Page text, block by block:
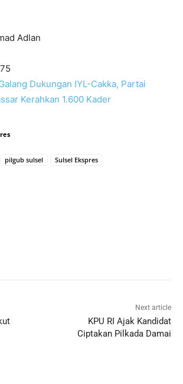
Adlan
Dukungan IYL-Cakka, Partai
Kerahkan 1.600 Kader
pilgub sulsel Sulsel Ekspres
Next article
KPU RI Ajak Kandidat
Ciptakan Pilkada Damai